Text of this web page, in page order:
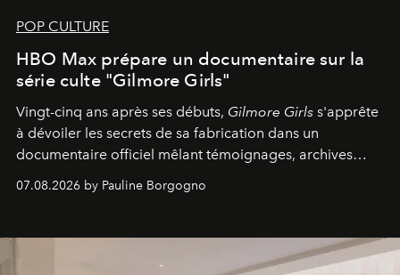
POP CULTURE
HBO Max prépare un documentaire sur la
série culte "Gilmore Girls"
Vingt-cinq ans après ses débuts, Gilmore Girls s'apprête
à dévoiler les secrets de sa fabrication dans un
documentaire officiel mêlant témoignages, archives
inédites et plongée dans les coulisses d'un phénomène
générationnel.
07.08.2026 by Pauline Borgogno